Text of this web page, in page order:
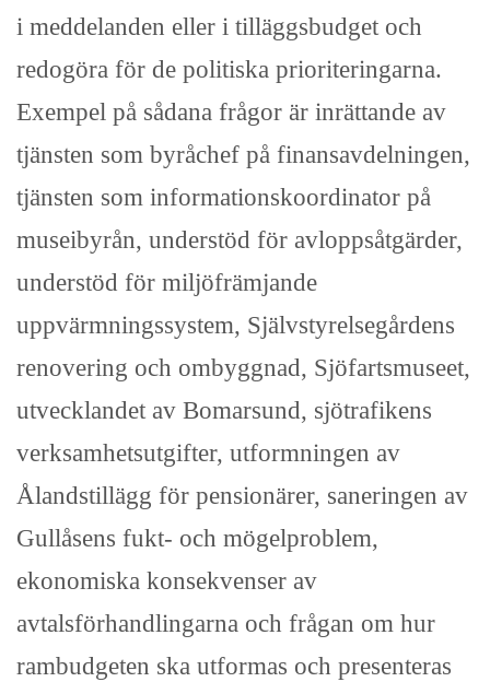
i meddelanden eller i tilläggsbudget och
redogöra för de politiska prioriteringarna.
Exempel på sådana frågor är inrättande av
tjänsten som byråchef på finansavdelningen,
tjänsten som informationskoordinator på
museibyrån, understöd för avloppsåtgärder,
understöd för miljöfrämjande
uppvärmningssystem, Självstyrelsegårdens
renovering och ombyggnad, Sjöfartsmuseet,
utvecklandet av Bomarsund, sjötrafikens
verksamhetsutgifter, utformningen av
Ålandstillägg för pensionärer, saneringen av
Gullåsens fukt- och mögelproblem,
ekonomiska konsekvenser av
avtalsförhandlingarna och frågan om hur
rambudgeten ska utformas och presenteras